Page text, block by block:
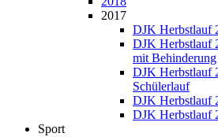
2017
DJK Herbstlauf
DJK Herbstlauf
mit Behinderung
DJK Herbstlauf
Schülerlauf
DJK Herbstlauf
DJK Herbstlauf
Sport